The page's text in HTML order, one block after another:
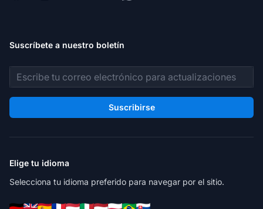
Suscríbete a nuestro boletín
Dirección de correo electrónico
Suscribirse
Elige tu idioma
Selecciona tu idioma preferido para navegar por el sitio.